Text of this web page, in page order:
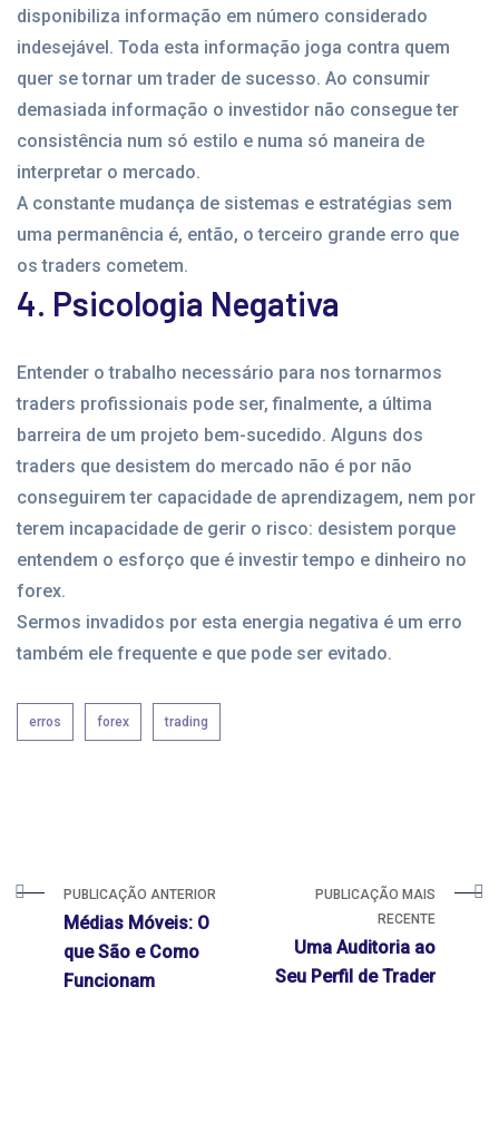
disponibiliza informação em número considerado
indesejável. Toda esta informação joga contra quem
quer se tornar um trader de sucesso. Ao consumir
demasiada informação o investidor não consegue ter
consistência num só estilo e numa só maneira de
interpretar o mercado.
A constante mudança de sistemas e estratégias sem
uma permanência é, então, o terceiro grande erro que
os traders cometem.
4. Psicologia Negativa
Entender o trabalho necessário para nos tornarmos
traders profissionais pode ser, finalmente, a última
barreira de um projeto bem-sucedido. Alguns dos
traders que desistem do mercado não é por não
conseguirem ter capacidade de aprendizagem, nem por
terem incapacidade de gerir o risco: desistem porque
entendem o esforço que é investir tempo e dinheiro no
forex.
Sermos invadidos por esta energia negativa é um erro
também ele frequente e que pode ser evitado.
erros forex trading
PUBLICAÇÃO ANTERIOR
Médias Móveis: O
que São e Como
Funcionam
PUBLICAÇÃO MAIS
RECENTE
Uma Auditoria ao
Seu Perfil de Trader